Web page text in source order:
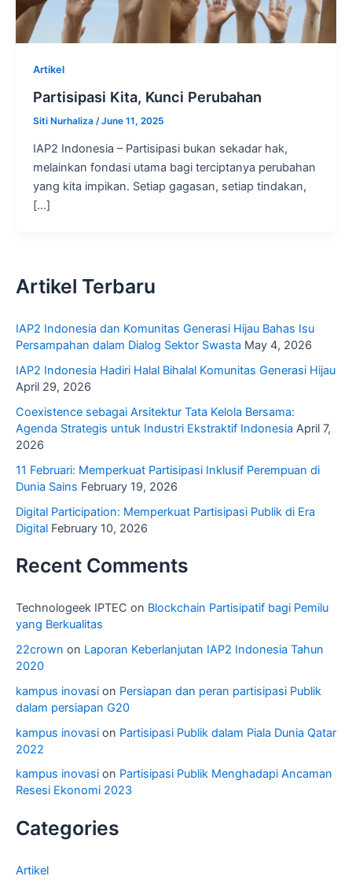
Artikel
Partisipasi Kita, Kunci Perubahan
Siti Nurhaliza /June 11, 2025
IAP2 Indonesia – Partisipasi bukan sekadar hak,
melainkan fondasi utama bagi terciptanya perubahan
yang kita impikan. Setiap gagasan, setiap tindakan,
[…]
Artikel Terbaru
IAP2 Indonesia dan Komunitas Generasi Hijau Bahas Isu
Persampahan dalam Dialog Sektor Swasta May 4, 2026
IAP2 Indonesia Hadiri Halal Bihalal Komunitas Generasi Hijau
April 29, 2026
Coexistence sebagai Arsitektur Tata Kelola Bersama:
Agenda Strategis untuk Industri Ekstraktif Indonesia April 7,
2026
11 Februari: Memperkuat Partisipasi Inklusif Perempuan di
Dunia Sains February 19, 2026
Digital Participation: Memperkuat Partisipasi Publik di Era
Digital February 10, 2026
Recent Comments
Technologeek IPTEC on Blockchain Partisipatif bagi Pemilu
yang Berkualitas
22crown on Laporan Keberlanjutan IAP2 Indonesia Tahun
2020
kampus inovasi on Persiapan dan peran partisipasi Publik
dalam persiapan G20
kampus inovasi on Partisipasi Publik dalam Piala Dunia Qatar
2022
kampus inovasi on Partisipasi Publik Menghadapi Ancaman
Resesi Ekonomi 2023
Categories
Artikel